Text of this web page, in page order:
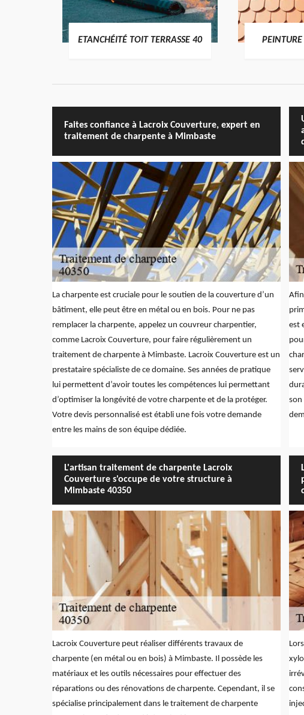
ETANCHÉITÉ TOIT TERRASSE 40
Faites confiance à Lacroix Couverture, expert en
traitement de charpente à Mimbaste
La charpente est cruciale pour le soutien de la couverture d’un
bâtiment, elle peut être en métal ou en bois. Pour ne pas
remplacer la charpente, appelez un couvreur charpentier,
comme Lacroix Couverture, pour faire régulièrement un
traitement de charpente à Mimbaste. Lacroix Couverture est un
prestataire spécialiste de ce domaine. Ses années de pratique
lui permettent d’avoir toutes les compétences lui permettant
d’optimiser la longévité de votre charpente et de la protéger.
Votre devis personnalisé est établi une fois votre demande
entre les mains de son équipe dédiée.
est
son
L'artisan traitement de charpente Lacroix
Couverture s'occupe de votre structure à
Mimbaste 40350
Lacroix Couverture peut réaliser différents travaux de
charpente (en métal ou en bois) à Mimbaste. Il possède les
matériaux et les outils nécessaires pour effectuer des
réparations ou des rénovations de charpente. Cependant, il se
spécialise principalement dans le traitement de charpente